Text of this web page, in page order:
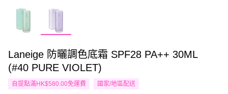
Laneige 防曬調色底霜 SPF28 PA++ 30ML
(#40 PURE VIOLET)
自提點滿HK$580.00免運費 國家/地區配送